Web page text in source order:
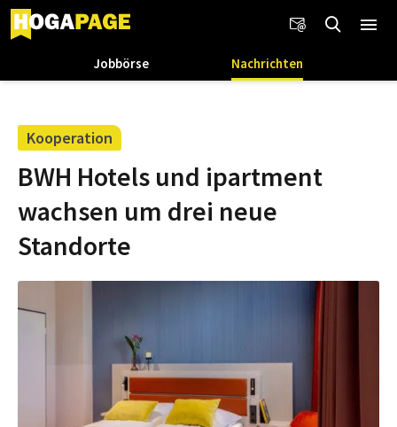
Jobbörse Nachrichten
Kooperation
BWH Hotels und ipartment
wachsen um drei neue
Standorte